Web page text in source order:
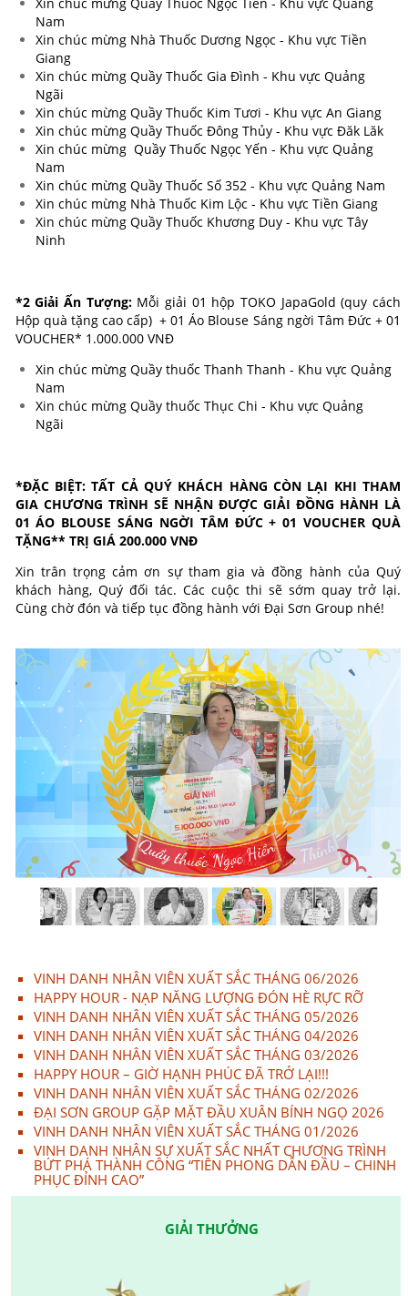
Nam
Xin chúc mừng Nhà Thuốc Dương Ngọc - Khu vực Tiền
Giang
Xin chúc mừng Quầy Thuốc Gia Đình - Khu vực Quảng
Ngãi
Xin chúc mừng Quầy Thuốc Kim Tươi - Khu vực An Giang
Xin chúc mừng Quầy Thuốc Đông Thủy - Khu vực Đăk Lăk
Xin chúc mừng Quầy Thuốc Ngọc Yến - Khu vực Quảng
Nam
Xin chúc mừng Quầy Thuốc Số 352 - Khu vực Quảng Nam
Xin chúc mừng Nhà Thuốc Kim Lộc - Khu vực Tiền Giang
Xin chúc mừng Quầy Thuốc Khương Duy - Khu vực Tây
Ninh
*2 Giải Ấn Tượng: Mỗi giải 01 hộp TOKO JapaGold (quy cách
Hộp quà tặng cao cấp) + 01 Áo Blouse Sáng ngời Tâm Đức + 01
VOUCHER* 1.000.000 VNĐ
Xin chúc mừng Quầy thuốc Thanh Thanh - Khu vực Quảng
Nam
Xin chúc mừng Quầy thuốc Thục Chi - Khu vực Quảng
Ngãi
*ĐẶC BIỆT: TẤT CẢ QUÝ KHÁCH HÀNG CÒN LẠI KHI THAM
GIA CHƯƠNG TRÌNH SẼ NHẬN ĐƯỢC GIẢI ĐỒNG HÀNH LÀ
01 ÁO BLOUSE SÁNG NGỜI TÂM ĐỨC + 01 VOUCHER QUÀ
TẶNG** TRỊ GIÁ 200.000 VNĐ
Xin trân trọng cảm ơn sự tham gia và đồng hành của Quý
khách hàng, Quý đối tác. Các cuộc thi sẽ sớm quay trở lại.
Cùng chờ đón và tiếp tục đồng hành với Đại Sơn Group nhé!
VINH DANH NHÂN VIÊN XUẤT SẮC THÁNG 06/2026
HAPPY HOUR - NẠP NĂNG LƯỢNG ĐÓN HÈ RỰC RỠ
VINH DANH NHÂN VIÊN XUẤT SẮC THÁNG 05/2026
VINH DANH NHÂN VIÊN XUẤT SẮC THÁNG 04/2026
VINH DANH NHÂN VIÊN XUẤT SẮC THÁNG 03/2026
HAPPY HOUR – GIỜ HẠNH PHÚC ĐÃ TRỞ LẠI!!!
VINH DANH NHÂN VIÊN XUẤT SẮC THÁNG 02/2026
ĐẠI SƠN GROUP GẶP MẶT ĐẦU XUÂN BÍNH NGỌ 2026
VINH DANH NHÂN VIÊN XUẤT SẮC THÁNG 01/2026
VINH DANH NHÂN SỰ XUẤT SẮC NHẤT CHƯƠNG TRÌNH
BỨT PHÁ THÀNH CÔNG “TIÊN PHONG DẪN ĐẦU – CHINH
PHỤC ĐỈNH CAO”
GIẢI THƯỞNG